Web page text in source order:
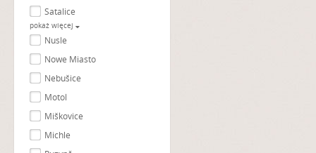
Satalice
pokaż więcej
Nusle
Nowe Miasto
Nebušice
Motol
Miškovice
Michle